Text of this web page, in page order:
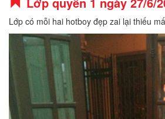
Lớp có mỗi hai hotboy đẹp zai lại thiếu